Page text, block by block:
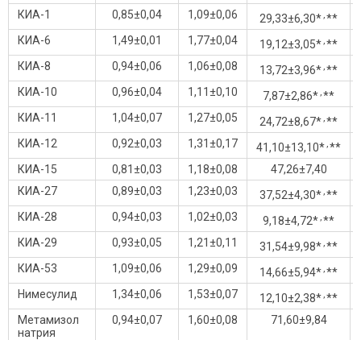
КИА-1 0,85±0,04 1,09±0,06 29,33±6,30* **
КИА-6
1,49±0,01 1,77±0,04 19,12±3,05* **
КИА-8
0,94±0,06 1,06±0,08 13,72±3,96* **
КИА-10
0,96±0,04 1,11±0,10 7,87±2,86* **
КИА-11
1,04±0,07 1,27±0,05 24,72±8,67* **
КИА-12
0,92±0,03 1,31±0,17 41,10±13,10* **
КИА-15
0,81±0,03 1,18±0,08
47,26±7,40
КИА-27
0,89±0,03 1,23±0,03 37,52±4,30* **
КИА-28
0,94±0,03 1,02±0,03 9,18±4,72* **
КИА-29
0,93±0,05 1,21±0,11 31,54±9,98* **
КИА-53
1,09±0,06 1,29±0,09 14,66±5,94* **
Нимесулид
1,34±0,06 1,53±0,07 12,10±2,38* **
Метамизол
натрия
0,94±0,07 1,60±0,08 71,60±9,84